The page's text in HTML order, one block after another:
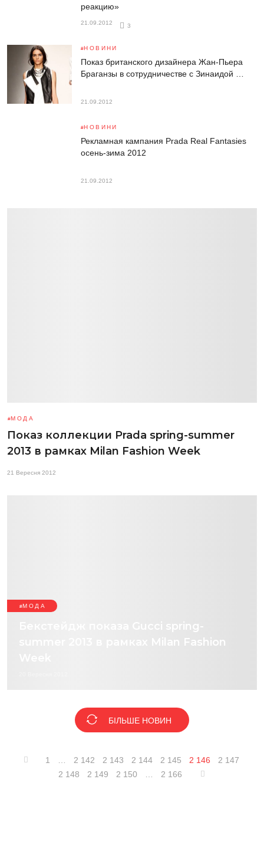
реакцию»
21.09.2012
3
НОВИНИ
Показ британского дизайнера Жан-Пьера
Браганзы в сотрудничестве с Зинаидой …
21.09.2012
НОВИНИ
Рекламная кампания Prada Real Fantasies
осень-зима 2012
21.09.2012
МОДА
Показ коллекции Prada spring-summer
2013 в рамках Milan Fashion Week
21 Вересня 2012
МОДА
Бекстейдж показа Gucci spring-
summer 2013 в рамках Milan Fashion
БІЛЬШЕ НОВИН
1 2 142 2 143 2 144 2 145 2 146
2 147
2 148
2 149 2 150 2 166